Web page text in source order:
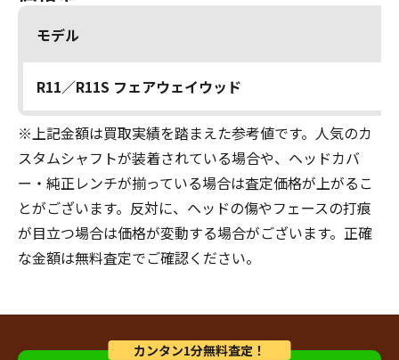
モデル
R11／R11S フェアウェイウッド
※上記金額は買取実績を踏まえた参考値です。人気のカ
スタムシャフトが装着されている場合や、ヘッドカバ
ー・純正レンチが揃っている場合は査定価格が上がるこ
とがございます。反対に、ヘッドの傷やフェースの打痕
が目立つ場合は価格が変動する場合がございます。正確
な金額は無料査定でご確認ください。
カンタン1分無料査定！